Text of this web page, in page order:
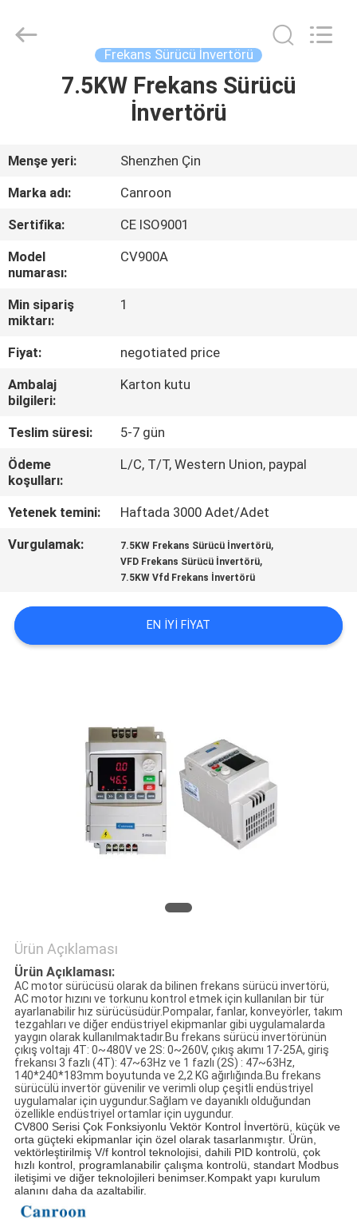
ÜRÜNLER
HAKKIMIZDA
FABRIKA
TURU
KALITE
BIZE
HARITASI
GIZLILIK
Appliances
Frekans Sürücü İnvertörü
7.5KW Frekans Sürücü
İnvertörü
Menşe yeri:
Shenzhen Çin
Marka adı:
Canroon
Sertifika:
CE ISO9001
Model
numarası:
CV900A
Min sipariş
miktarı:
1
Fiyat:
negotiated price
Ambalaj
bilgileri:
Karton kutu
Teslim süresi:
5-7 gün
Ödeme
koşulları:
L/C, T/T, Western Union, paypal
Yetenek temini:
Haftada 3000 Adet/Adet
Vurgulamak:
7.5KW Frekans Sürücü İnvertörü,
VFD Frekans Sürücü İnvertörü,
7.5KW Vfd Frekans İnvertörü
EN IYI FIYAT
Ürün Açıklaması
Ürün Açıklaması:
AC motor sürücüsü olarak da bilinen frekans sürücü invertörü,
AC motor hızını ve torkunu kontrol etmek için kullanılan bir tür
ayarlanabilir hız sürücüsüdür.Pompalar, fanlar, konveyörler, takım
tezgahları ve diğer endüstriyel ekipmanlar gibi uygulamalarda
yaygın olarak kullanılmaktadır.Bu frekans sürücü invertörünün
çıkış voltajı 4T: 0~480V ve 2S: 0~260V, çıkış akımı 17-25A, giriş
frekansı 3 fazlı (4T): 47~63Hz ve 1 fazlı (2S) : 47~63Hz,
140*240*183mm boyutunda ve 2,2 KG ağırlığında.Bu frekans
sürücülü invertör güvenilir ve verimli olup çeşitli endüstriyel
uygulamalar için uygundur.Sağlam ve dayanıklı olduğundan
özellikle endüstriyel ortamlar için uygundur.
CV800 Serisi Çok Fonksiyonlu Vektör Kontrol İnvertörü, küçük ve
orta güçteki ekipmanlar için özel olarak tasarlanmıştır. Ürün,
vektörleştirilmiş V/f kontrol teknolojisi, dahili PID kontrolü, çok
hızlı kontrol, programlanabilir çalışma kontrolü, standart Modbus
iletişimi ve diğer teknolojileri benimser.Kompakt yapı kurulum
alanını daha da azaltabilir.